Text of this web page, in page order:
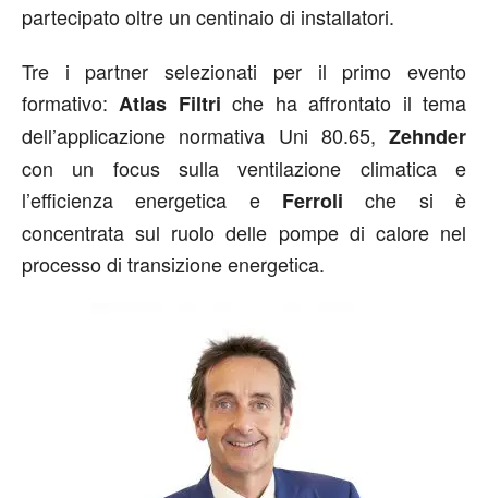
partecipato oltre un centinaio di installatori.
Tre i partner selezionati per il primo evento
formativo: Atlas Filtri che ha affrontato il tema
dell’applicazione normativa Uni 80.65, Zehnder
con un focus sulla ventilazione climatica e
l’efficienza energetica e Ferroli che si è
concentrata sul ruolo delle pompe di calore nel
processo di transizione energetica.